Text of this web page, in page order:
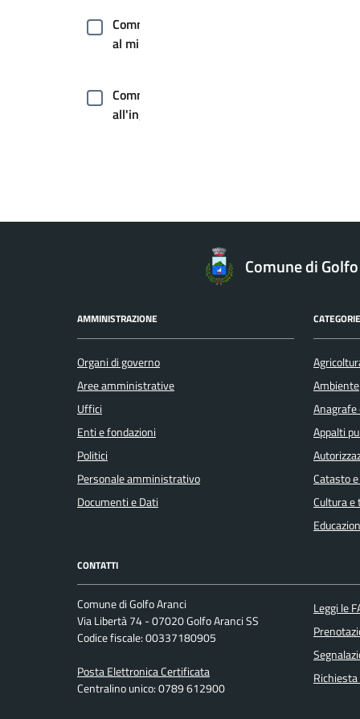
Commercio
al minuto
Commercio
all'ingrosso
politica
Concorsi
Covid-
Elezioni
rinnovabili
Estero
Foreste
Comune di
AMMINISTRAZIONE
Organi di governo
Aree amministrative
Uffici
Enti e fondazioni
Politici
Personale amministrativo
Documenti e Dati
Ambiente
Appalti
Catasto
Cultura e
CONTATTI
Comune di Golfo Aranci
Via Libertà 74 - 07020 Golfo Aranci SS
Codice fiscale: 00337180905
Posta Elettronica Certificata
Centralino unico: 0789 612900
Leggi le